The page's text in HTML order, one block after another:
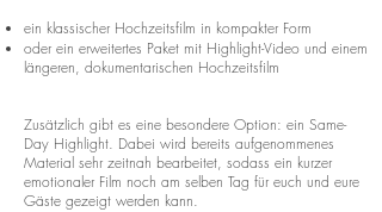
ein klassischer Hochzeitsfilm in kompakter Form
oder ein erweitertes Paket mit Highlight-Video und einem
längeren, dokumentarischen Hochzeitsfilm
Zusätzlich gibt es eine besondere Option: ein Same-
Day Highlight. Dabei wird bereits aufgenommenes
Material sehr zeitnah bearbeitet, sodass ein kurzer
emotionaler Film noch am selben Tag für euch und eure
Gäste gezeigt werden kann.